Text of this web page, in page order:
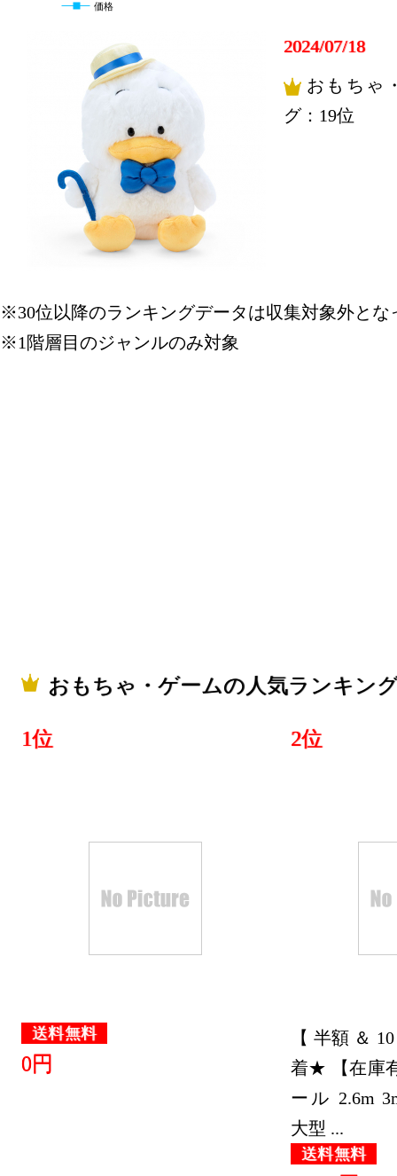
価格
2024/07/18
おもちゃ
グ：19位
※30位以降のランキングデータは収集対象外とな
※1階層目のジャンルのみ対象
おもちゃ・ゲームの人気ランキン
1位
送料無料
0円
2位
【 半額 ＆
着★ 【在庫
ール 2.6m
大型 ...
送料無料